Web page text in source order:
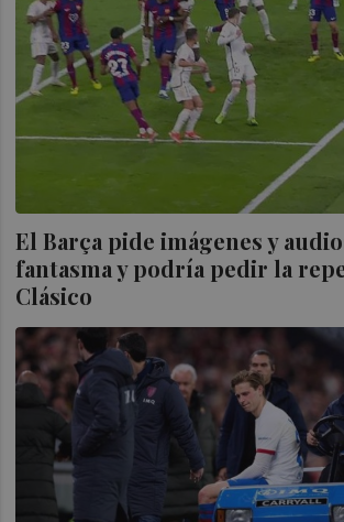
El Barça pide imágenes y
fantasma y podría pedir la
Clásico